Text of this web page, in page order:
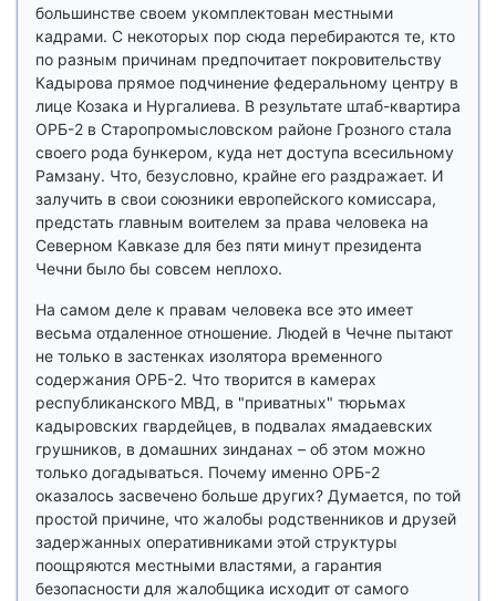
большинстве своем укомплектован местными
кадрами. С некоторых пор сюда перебираются те, кто
по разным причинам предпочитает покровительству
Кадырова прямое подчинение федеральному центру в
лице Козака и Нургалиева. В результате штаб-квартира
ОРБ-2 в Старопромысловском районе Грозного стала
своего рода бункером, куда нет доступа всесильному
Рамзану. Что, безусловно, крайне его раздражает. И
залучить в свои союзники европейского комиссара,
предстать главным воителем за права человека на
Северном Кавказе для без пяти минут президента
Чечни было бы совсем неплохо.
На самом деле к правам человека все это имеет
весьма отдаленное отношение. Людей в Чечне пытают
не только в застенках изолятора временного
содержания ОРБ-2. Что творится в камерах
республиканского МВД, в "приватных" тюрьмах
кадыровских гвардейцев, в подвалах ямадаевских
грушников, в домашних зинданах – об этом можно
только догадываться. Почему именно ОРБ-2
оказалось засвечено больше других? Думается, по той
простой причине, что жалобы родственников и друзей
задержанных оперативниками этой структуры
поощряются местными властями, а гарантия
безопасности для жалобщика исходит от самого